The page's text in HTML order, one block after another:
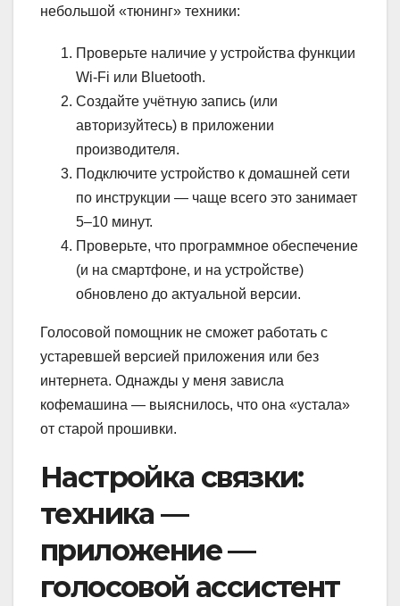
небольшой «тюнинг» техники:
Проверьте наличие у устройства функции
Wi-Fi или Bluetooth.
Создайте учётную запись (или
авторизуйтесь) в приложении
производителя.
Подключите устройство к домашней сети
по инструкции — чаще всего это занимает
5–10 минут.
Проверьте, что программное обеспечение
(и на смартфоне, и на устройстве)
обновлено до актуальной версии.
Голосовой помощник не сможет работать с
устаревшей версией приложения или без
интернета. Однажды у меня зависла
кофемашина — выяснилось, что она «устала»
от старой прошивки.
Настройка связки:
техника —
приложение —
голосовой ассистент